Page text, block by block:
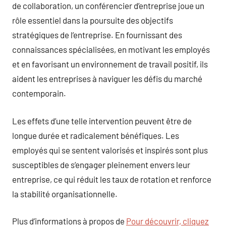
de collaboration, un conférencier d’entreprise joue un
rôle essentiel dans la poursuite des objectifs
stratégiques de l’entreprise. En fournissant des
connaissances spécialisées, en motivant les employés
et en favorisant un environnement de travail positif, ils
aident les entreprises à naviguer les défis du marché
contemporain.
Les effets d’une telle intervention peuvent être de
longue durée et radicalement bénéfiques. Les
employés qui se sentent valorisés et inspirés sont plus
susceptibles de s’engager pleinement envers leur
entreprise, ce qui réduit les taux de rotation et renforce
la stabilité organisationnelle.
Plus d’informations à propos de Pour découvrir, cliquez